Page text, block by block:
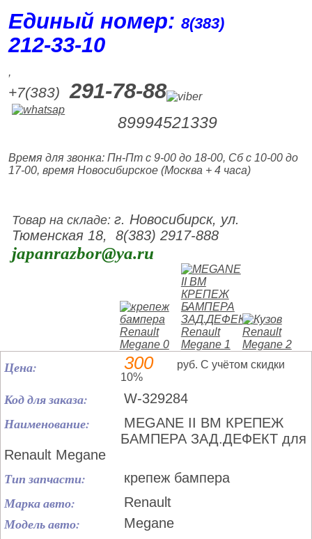
Единый номер:8(383)
212‑33‑10
,
+7(383) 291-78-88
89994521339
Время для звонка: Пн-Пт с 9-00 до 18-00, Сб с 10-00 до
17-00, время Новосибирское (Москва + 4 часа)
Товар на складе:г. Новосибирск, ул.
Тюменская 18, 8(383) 2917-888
japanrazbor@ya.ru
Цена: 300
руб. С учётом скидки
10%
Код для заказа: W-329284
Наименование:
MEGANE II BM КРЕПЕЖ
БАМПЕРА ЗАД.ДЕФЕКТ для
Renault Megane
Тип запчасти: крепеж бампера
Марка авто: Renault
Модель авто: Megane